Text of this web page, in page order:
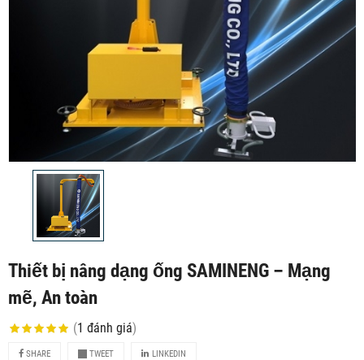
Thiết bị nâng dạng ống SAMINENG – Mạng
mẽ, An toàn
(1 đánh giá)
SHARE TWEET LINKEDIN